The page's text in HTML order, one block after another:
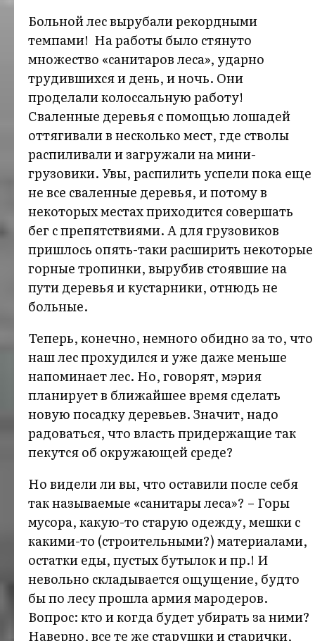
Больной лес вырубали рекордными
темпами! На работы было стянуто
множество «санитаров леса», ударно
трудившихся и день, и ночь. Они
проделали колоссальную работу!
Сваленные деревья с помощью лошадей
оттягивали в несколько мест, где стволы
распиливали и загружали на мини-
грузовики. Увы, распилить успели пока еще
не все сваленные деревья, и потому в
некоторых местах приходится совершать
бег с препятствиями. А для грузовиков
пришлось опять-таки расширить некоторые
горные тропинки, вырубив стоявшие на
пути деревья и кустарники, отнюдь не
больные.
Теперь, конечно, немного обидно за то, что
наш лес прохудился и уже даже меньше
напоминает лес. Но, говорят, мэрия
планирует в ближайшее время сделать
новую посадку деревьев. Значит, надо
радоваться, что власть придержащие так
пекутся об окружающей среде?
Но видели ли вы, что оставили после себя
так называемые «санитары леса»? – Горы
мусора, какую-то старую одежду, мешки с
какими-то (строительными?) материалами,
остатки еды, пустых бутылок и пр.! И
невольно складывается ощущение, будто
бы по лесу прошла армия мародеров.
Вопрос: кто и когда будет убирать за ними?
Наверно, все те же старушки и старички,